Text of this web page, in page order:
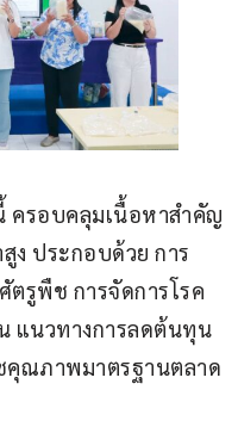
ครอบคลุมเนื้อหาสำคัญ
ง ประกอบด้วย การ
รูพืช การจัดการโรค
แนวทางการลดต้นทุน
คุณภาพมาตรฐานตลาด